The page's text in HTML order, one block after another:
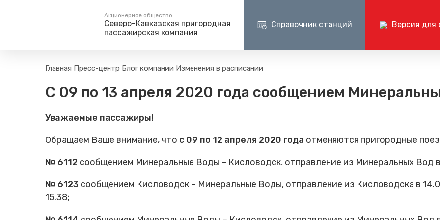
Акционерное общество
Северо-Кавказская пригородная
пассажирская компания
Справочник станций Версия для
Пассажирам
Часто задаваемые вопросы
Способы оплаты проезда
Режим работы билетных
касс
Абонементные билеты
Маломобильным
Пассажирам
лист
Туризм
Веломаршруты
Изменения в расписании
Годовые
Единый номер вызова экстренных служб
112
Центр поддержки клиентов ОАО РЖД
+7 (800) 775-00-00
Главная Пресс-центр Блог компании Изменения в расписании
С 09 по 13 апреля 2020 года сообщением
Уважаемые пассажиры!
Обращаем Ваше внимание, что с 09 по 12 апреля 2020 года отменяются пригородные
№ 6112 сообщением Минеральные Воды – Кисловодск, отправление из Минеральных Вод
№ 6123 сообщением Кисловодск – Минеральные Воды, отправление из Кисловодска в
15.38;